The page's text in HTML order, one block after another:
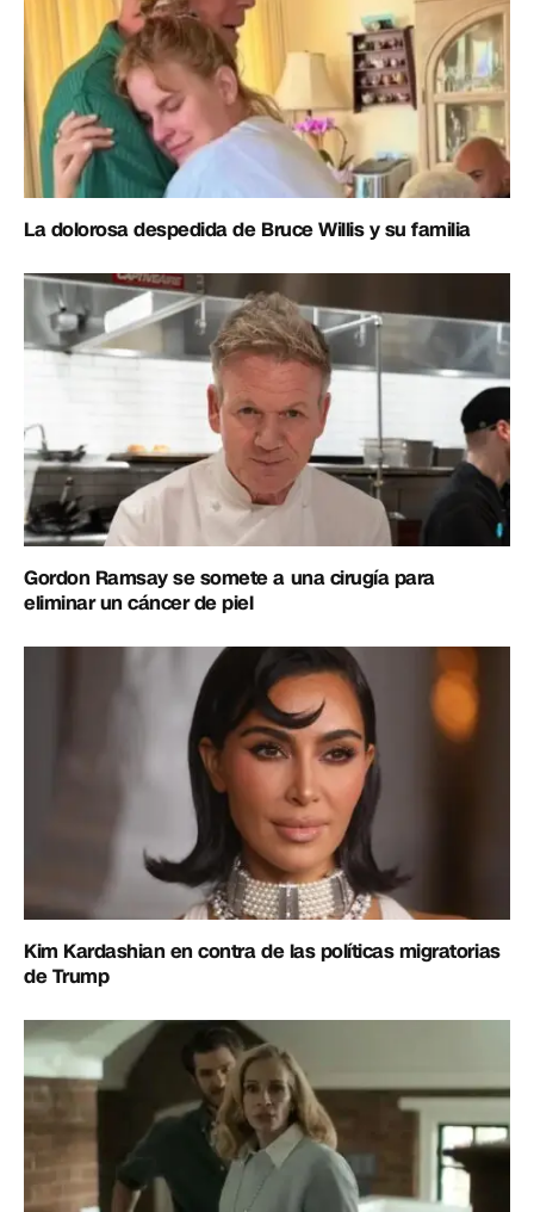
La dolorosa despedida de Bruce Willis y su familia
Gordon Ramsay se somete a una cirugía para
eliminar un cáncer de piel
Kim Kardashian en contra de las políticas migratorias
de Trump